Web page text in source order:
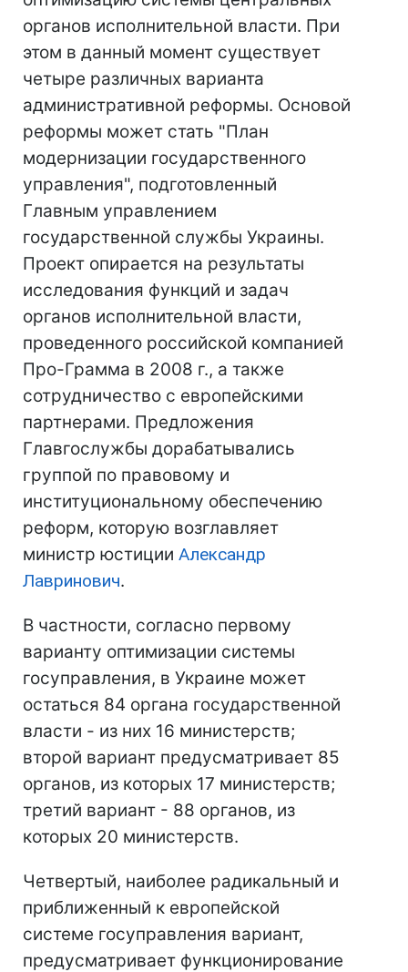
органов исполнительной власти. При
этом в данный момент существует
четыре различных варианта
административной реформы. Основой
реформы может стать "План
модернизации государственного
управления", подготовленный
Главным управлением
государственной службы Украины.
Проект опирается на результаты
исследования функций и задач
органов исполнительной власти,
проведенного российской компанией
Про-Грамма в 2008 г., а также
сотрудничество с европейскими
партнерами. Предложения
Главгослужбы дорабатывались
группой по правовому и
институциональному обеспечению
реформ, которую возглавляет
министр юстиции Александр
Лавринович.
В частности, согласно первому
варианту оптимизации системы
госуправления, в Украине может
остаться 84 органа государственной
власти - из них 16 министерств;
второй вариант предусматривает 85
органов, из которых 17 министерств;
третий вариант - 88 органов, из
которых 20 министерств.
Четвертый, наиболее радикальный и
приближенный к европейской
системе госуправления вариант,
предусматривает функционирование